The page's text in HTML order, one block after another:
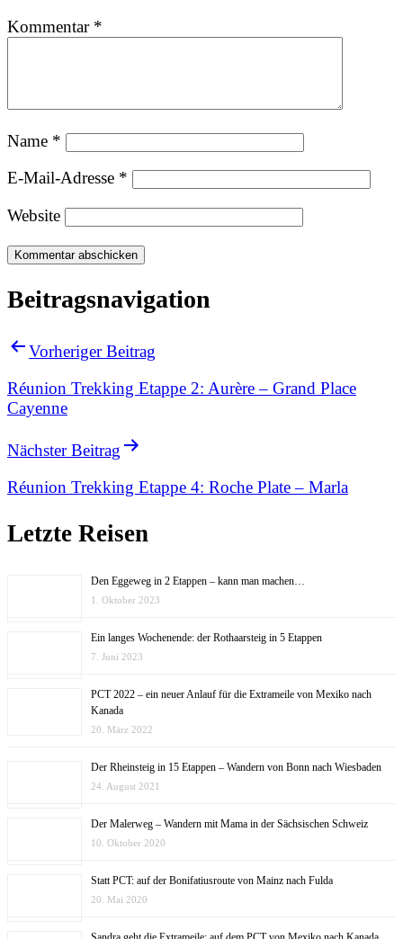
Kommentar *
Name *
E-Mail-Adresse *
Website
Beitragsnavigation
Vorheriger Beitrag
Réunion Trekking Etappe 2: Aurère – Grand Place
Cayenne
Nächster Beitrag
Réunion Trekking Etappe 4: Roche Plate – Marla
Letzte Reisen
Den Eggeweg in 2 Etappen – kann man machen…
1. Oktober 2023
Ein langes Wochenende: der Rothaarsteig in 5 Etappen
7. Juni 2023
PCT 2022 – ein neuer Anlauf für die Extrameile von Mexiko nach
Kanada
20. März 2022
Der Rheinsteig in 15 Etappen – Wandern von Bonn nach Wiesbaden
24. August 2021
Der Malerweg – Wandern mit Mama in der Sächsischen Schweiz
10. Oktober 2020
Statt PCT: auf der Bonifatiusroute von Mainz nach Fulda
20. Mai 2020